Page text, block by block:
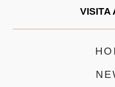
VISITA